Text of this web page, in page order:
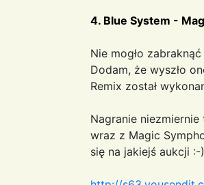
4. Blue System -
Nie mogło
Dodam, że wyszło
Remix został
Nagranie
wraz z Magic
się na jakiejś aukcji :-)